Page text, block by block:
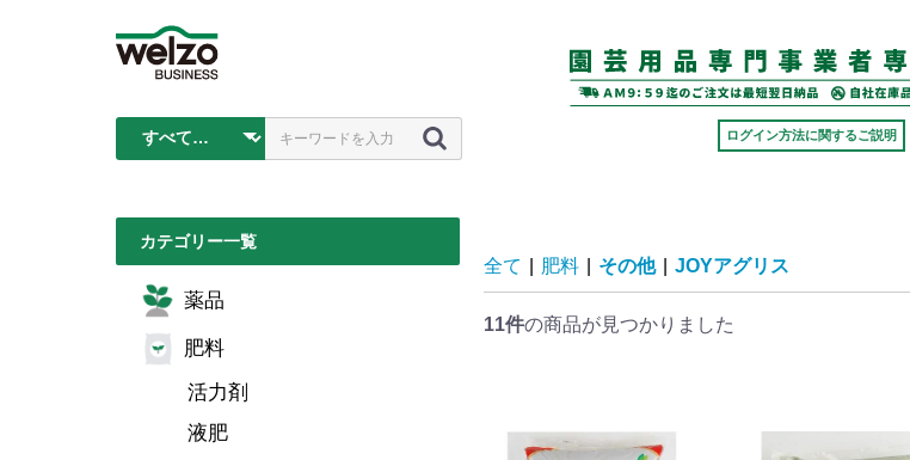
ログイン方法に関するご説明
カテゴリー一覧
薬品
肥料
活力剤
液肥
全て 肥料 その他 JOYアグリス
11件の商品が見つかりました